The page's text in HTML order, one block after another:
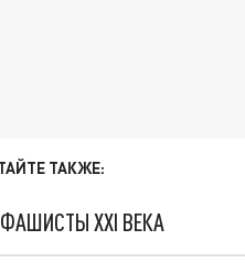
ТАКЖЕ:
XXI ВЕКА